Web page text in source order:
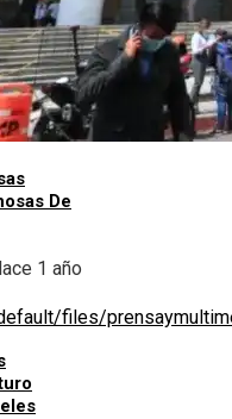
De
1 año